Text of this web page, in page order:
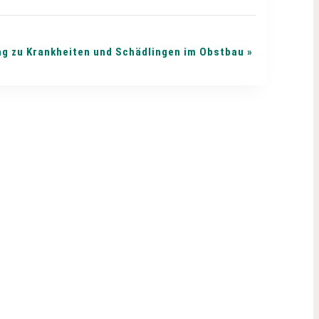
zu Krankheiten und Schädlingen im Obstbau »